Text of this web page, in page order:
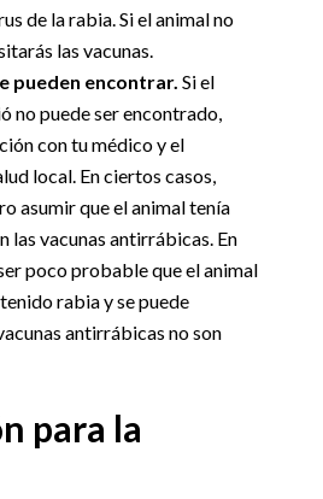
de la rabia. Si el animal no
las vacunas.
pueden encontrar. Si el
no puede ser encontrado,
con tu médico y el
local. En ciertos casos,
asumir que el animal tenía
las vacunas antirrábicas. En
poco probable que el animal
rabia y se puede
antirrábicas no son
para la